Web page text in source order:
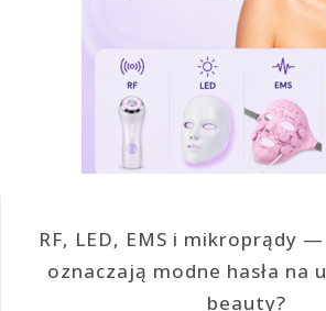
RF, LED, EMS i mikroprądy
oznaczają modne hasła na
beauty?